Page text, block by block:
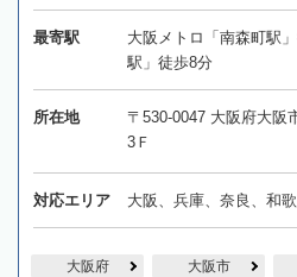
最寄駅
大阪メトロ「南森町駅
駅」徒歩8分
所在地
〒530-0047 大阪府大阪
3Ｆ
対応エリア 大阪、兵庫、奈良、和
大阪府 大阪市